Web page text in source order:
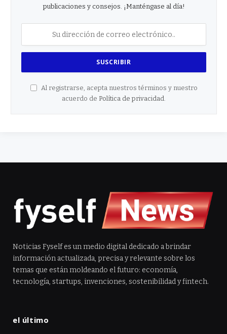
publicaciones y consejos. ¡Manténgase al día!
Al registrarse, acepta nuestros términos y nuestro
acuerdo de Política de privacidad.
Noticias Fyself es un medio digital dedicado a brindar
información actualizada, precisa y relevante sobre los
temas que están moldeando el futuro: economía,
tecnología, startups, invenciones, sostenibilidad y fintech.
el último